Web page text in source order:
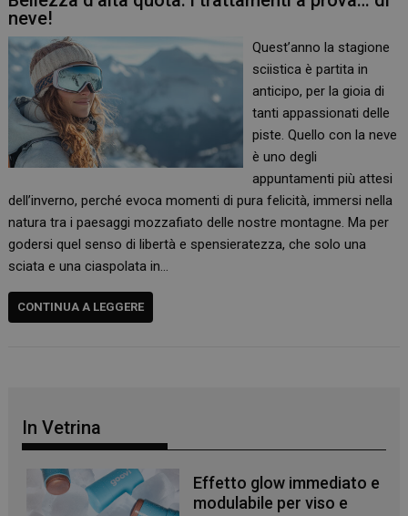
neve!
Quest’anno la stagione
sciistica è partita in
anticipo, per la gioia di
tanti appassionati delle
piste. Quello con la neve
è uno degli
appuntamenti più attesi
dell’inverno, perché evoca momenti di pura felicità, immersi nella
natura tra i paesaggi mozzafiato delle nostre montagne. Ma per
godersi quel senso di libertà e spensieratezza, che solo una
sciata e una ciaspolata in…
CONTINUA A LEGGERE
In Vetrina
Effetto glow immediato e
modulabile per viso e